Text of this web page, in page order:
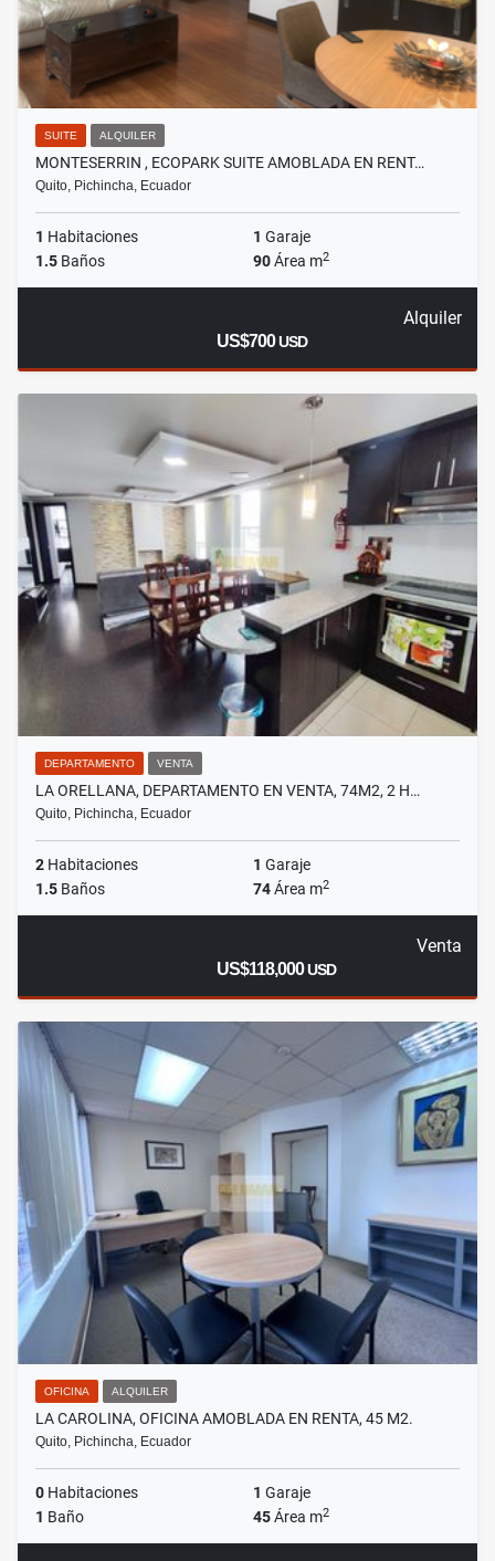
SUITE ALQUILER
MONTESERRIN , ECOPARK SUITE AMOBLADA EN RENT…
Quito, Pichincha, Ecuador
1 Habitaciones 1 Garaje
1.5 Baños 90Área m2
Alquiler
US$700USD
DEPARTAMENTO VENTA
LA ORELLANA, DEPARTAMENTO EN VENTA, 74M2, 2 H…
Quito, Pichincha, Ecuador
2 Habitaciones 1 Garaje
1.5 Baños 74Área m2
Venta
US$118,000USD
OFICINA ALQUILER
LA CAROLINA, OFICINA AMOBLADA EN RENTA, 45 M2.
Quito, Pichincha, Ecuador
0 Habitaciones 1 Garaje
1 Baño 45Área m2